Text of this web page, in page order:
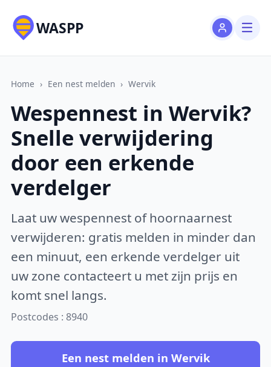
WASPP
Home › Een nest melden › Wervik
Wespennest in Wervik?
Snelle verwijdering
door een erkende
verdelger
Laat uw wespennest of hoornaarnest
verwijderen: gratis melden in minder dan
een minuut, een erkende verdelger uit
uw zone contacteert u met zijn prijs en
komt snel langs.
Postcodes : 8940
Een nest melden in Wervik